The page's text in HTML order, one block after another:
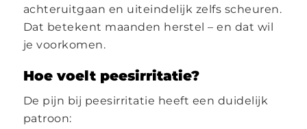
achteruitgaan en uiteindelijk zelfs scheuren.
Dat betekent maanden herstel – en dat wil
je voorkomen.
Hoe voelt peesirritatie?
De pijn bij peesirritatie heeft een duidelijk
patroon: